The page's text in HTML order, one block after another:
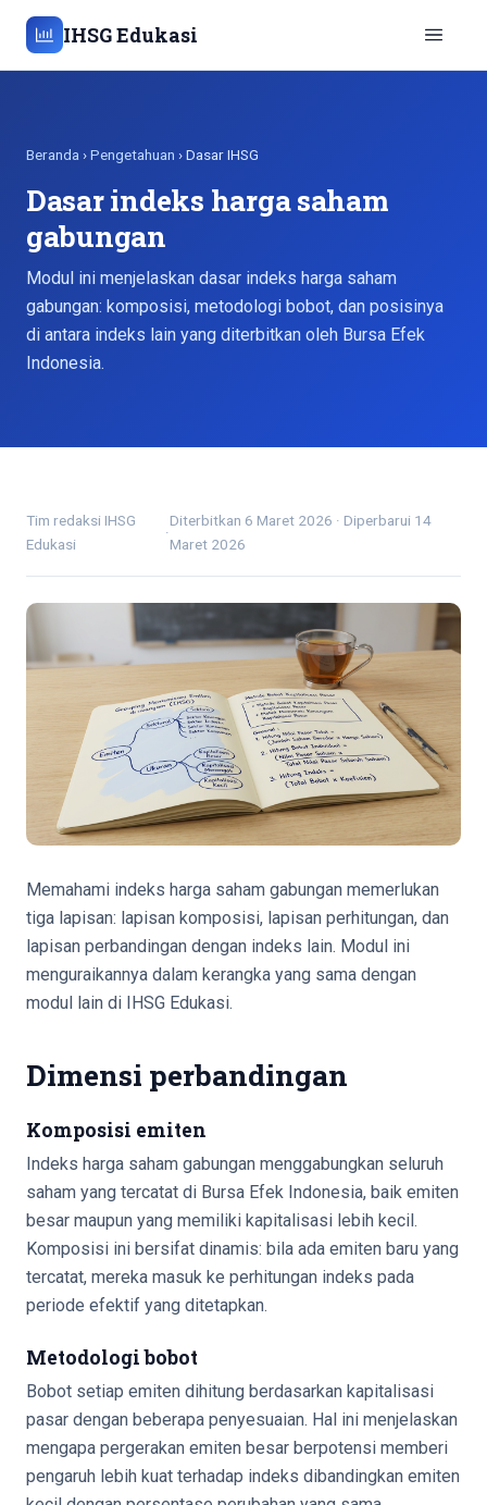
IHSG Edukasi
Beranda ›Pengetahuan › Dasar IHSG
Dasar indeks harga saham
gabungan
Modul ini menjelaskan dasar indeks harga saham
gabungan: komposisi, metodologi bobot, dan posisinya
di antara indeks lain yang diterbitkan oleh Bursa Efek
Indonesia.
Tim redaksi IHSG
Edukasi
·
Diterbitkan 6 Maret 2026 · Diperbarui 14
Maret 2026
Memahami indeks harga saham gabungan memerlukan
tiga lapisan: lapisan komposisi, lapisan perhitungan, dan
lapisan perbandingan dengan indeks lain. Modul ini
menguraikannya dalam kerangka yang sama dengan
modul lain di IHSG Edukasi.
Dimensi perbandingan
Komposisi emiten
Indeks harga saham gabungan menggabungkan seluruh
saham yang tercatat di Bursa Efek Indonesia, baik emiten
besar maupun yang memiliki kapitalisasi lebih kecil.
Komposisi ini bersifat dinamis: bila ada emiten baru yang
tercatat, mereka masuk ke perhitungan indeks pada
periode efektif yang ditetapkan.
Metodologi bobot
Bobot setiap emiten dihitung berdasarkan kapitalisasi
pasar dengan beberapa penyesuaian. Hal ini menjelaskan
mengapa pergerakan emiten besar berpotensi memberi
pengaruh lebih kuat terhadap indeks dibandingkan emiten